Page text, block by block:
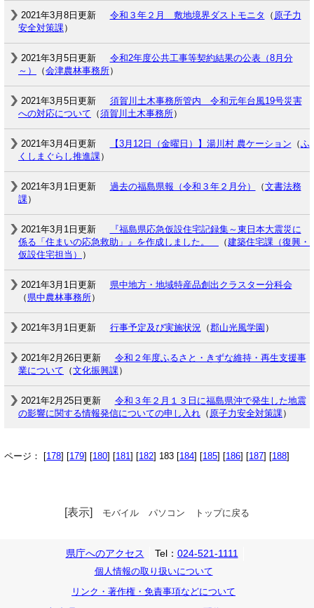
2021年3月8日更新 令和３年２月 敷地境界ダストモニタ （ 原子力
安全対策課）
2021年3月5日更新
令和2年度公共工事等契約結果の公表（8月分
～）
（会津農林事務所）
2021年3月5日更新
須賀川土木事務所管内 令和元年台風19号災害
への対応について （須賀川土木事務所）
2021年3月4日更新 【3月12日（金曜日）】湯川村 農ケーション （ふ
くしまぐらし推進課）
2021年3月1日更新 過去の福島県報（令和３年２月分） （文書法務
課）
2021年3月1日更新
『福島県応急仮設住宅記録集～東日本大震災に
係る「住まいの応急救助」』を作成しました。
（建築住宅課（復興・
仮設住宅担当）
）
2021年3月1日更新
県中地方・地域特産品創出クラスター分科会
（ 県中農林事務所）
2021年3月1日更新 行事予定及び実施状況（郡山光風学園 ）
2021年2月26日更新
令和２年度ふるさと・きずな維持・再生支援事
業について （文化振興課）
2021年2月25日更新
令和３年２月１３日に福島県沖で発生した地震
の影響に関する情報発信についての申し入れ （ 原子力安全対策課）
ページ： [178] [179] [180] [181] [182] 183 [184] [185] [186] [187] [188]
[表示] モバイル パソコン トップに戻る
県庁へのアクセス Tel： 024-521-1111
個人情報の取り扱いについて
リンク・著作権・免責事項などについて